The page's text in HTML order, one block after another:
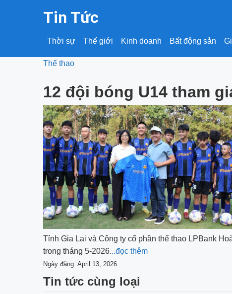
Tin Tức
Thời sự Thế giới Kinh doanh Bất động sản
Thể thao
12 đội bóng U14 tham
Tỉnh Gia Lai và Công ty cổ phần thể thao LPBank
trong tháng 5-2026...đọc thêm
Ngày đăng: April 13, 2026
Tin tức cùng loại